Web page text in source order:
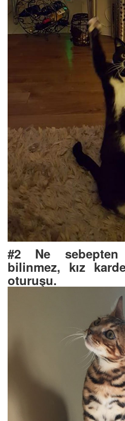
#2 Ne
bilinmez, kız
oturuşu.